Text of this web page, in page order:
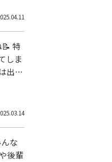
特
しま
出来
な
後輩